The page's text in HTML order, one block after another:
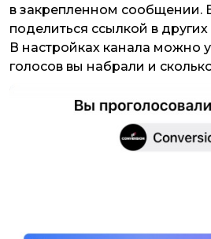
в закрепленном сообщении.
поделиться ссылкой в других
В настройках канала можно
голосов вы набрали и